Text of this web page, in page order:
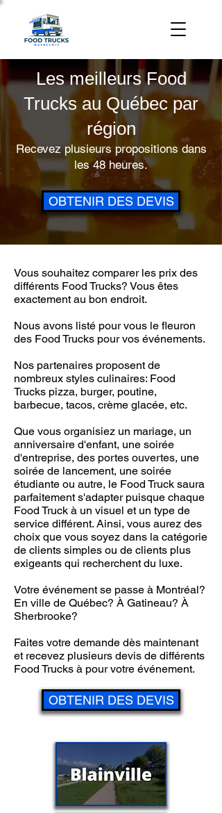
OBTENIR DES DEVIS
Les meilleurs Food
Trucks au Québec par
région
Recevez plusieurs propositions dans
les 48 heures.
Vous souhaitez comparer les prix des
différents Food Trucks? Vous êtes
exactement au bon endroit.
Nous avons listé pour vous le fleuron
des Food Trucks pour vos événements.
Nos partenaires proposent de
nombreux styles culinaires: Food
Trucks pizza, burger, poutine,
barbecue, tacos, crème glacée, etc.
Que vous organisiez un mariage, un
anniversaire d'enfant, une soirée
d'entreprise, des portes ouvertes, une
soirée de lancement, une soirée
étudiante ou autre, le Food Truck saura
parfaitement s'adapter puisque chaque
Food Truck à un visuel et un type de
service différent. Ainsi, vous aurez des
choix que vous soyez dans la catégorie
de clients simples ou de clients plus
exigeants qui recherchent du luxe.
Votre événement se passe à Montréal?
En ville de Québec? À Gatineau? À
Sherbrooke?
Faites votre demande dès maintenant
et recevez plusieurs devis de différents
Food Trucks à pour votre événement.
OBTENIR DES DEVIS